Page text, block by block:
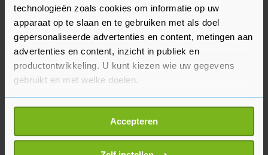
technologieën zoals cookies om informatie op uw
apparaat op te slaan en te gebruiken met als doel
gepersonaliseerde advertenties en content, metingen aan
advertenties en content, inzicht in publiek en
productontwikkeling. U kunt kiezen wie uw gegevens
gebruikt en met welke doelen.
Als u het toestaat, willen we ook graag:
Informatie verzamelen over uw geografische
locatie, die tot een paar meter nauwkeurig kan zijn
Accepteren
Volgens de oppositiepartijen gaat het om
politieke onwil bij het kabinet om de problemen
aan te pakken en oplossingen te bedenken die
leiden tot minder instroom van asielzoekers. Zo
vinden ze dat het kabinet faalt om kansloze en
criminele asielzoekers meteen uit te zetten.
Daarbij is volgens hen veel meer dwang nodig om
landen te dwingen hun onderdanen terug te